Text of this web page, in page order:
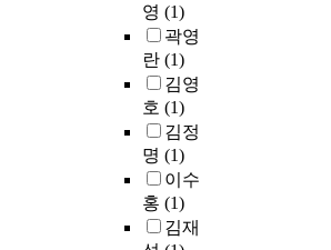
영 (1)
곽영
란 (1)
김영
호 (1)
김정
명 (1)
이수
홍 (1)
김재